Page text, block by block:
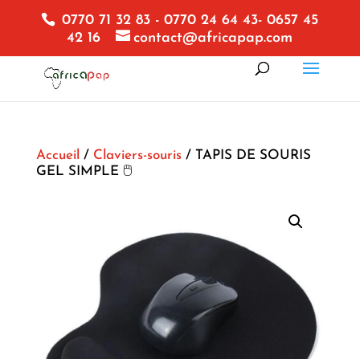
0770 71 32 83 - 0770 24 64 43- 0657 45
42 16
contact@africapap.com
Accueil / Claviers-souris/ TAPIS DE SOURIS
GEL SIMPLE 🖱️